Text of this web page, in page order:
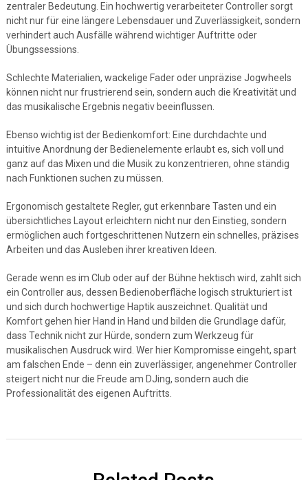
zentraler Bedeutung. Ein hochwertig verarbeiteter Controller sorgt
nicht nur für eine längere Lebensdauer und Zuverlässigkeit, sondern
verhindert auch Ausfälle während wichtiger Auftritte oder
Übungssessions.
Schlechte Materialien, wackelige Fader oder unpräzise Jogwheels
können nicht nur frustrierend sein, sondern auch die Kreativität und
das musikalische Ergebnis negativ beeinflussen.
Ebenso wichtig ist der Bedienkomfort: Eine durchdachte und
intuitive Anordnung der Bedienelemente erlaubt es, sich voll und
ganz auf das Mixen und die Musik zu konzentrieren, ohne ständig
nach Funktionen suchen zu müssen.
Ergonomisch gestaltete Regler, gut erkennbare Tasten und ein
übersichtliches Layout erleichtern nicht nur den Einstieg, sondern
ermöglichen auch fortgeschrittenen Nutzern ein schnelles, präzises
Arbeiten und das Ausleben ihrer kreativen Ideen.
Gerade wenn es im Club oder auf der Bühne hektisch wird, zahlt sich
ein Controller aus, dessen Bedienoberfläche logisch strukturiert ist
und sich durch hochwertige Haptik auszeichnet. Qualität und
Komfort gehen hier Hand in Hand und bilden die Grundlage dafür,
dass Technik nicht zur Hürde, sondern zum Werkzeug für
musikalischen Ausdruck wird. Wer hier Kompromisse eingeht, spart
am falschen Ende – denn ein zuverlässiger, angenehmer Controller
steigert nicht nur die Freude am DJing, sondern auch die
Professionalität des eigenen Auftritts.